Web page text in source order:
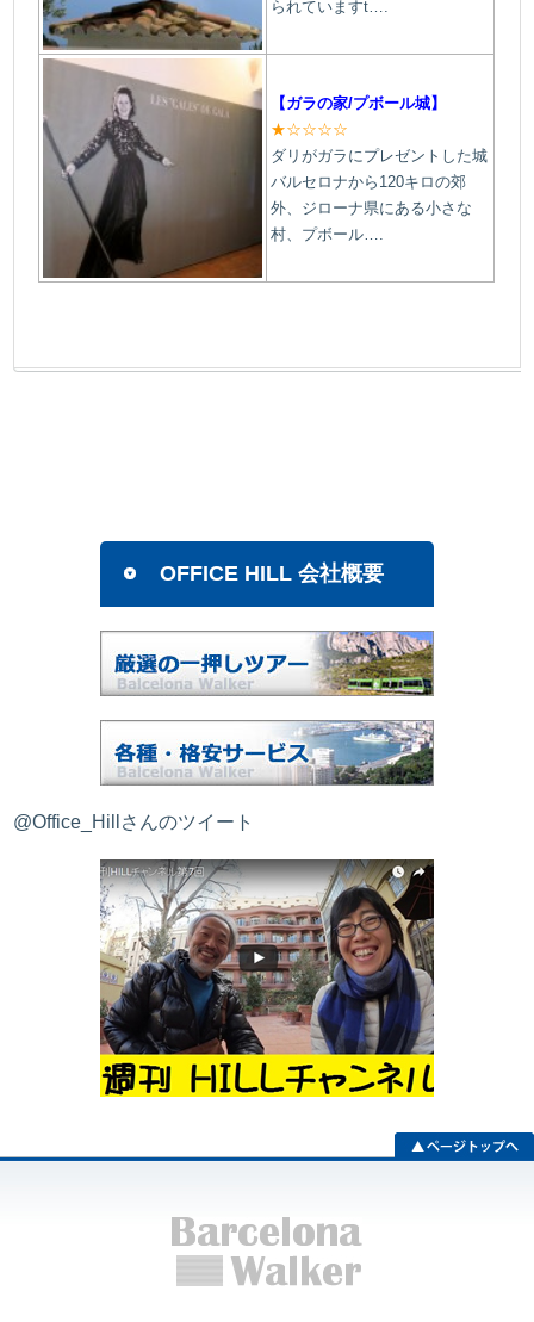
られていますt….
【ガラの家/プボール城】
★☆☆☆☆
ダリがガラにプレゼントした城
バルセロナから120キロの郊
外、ジローナ県にある小さな
村、プボール
OFFICE HILL 会社概要
@Office_Hillさんのツイート